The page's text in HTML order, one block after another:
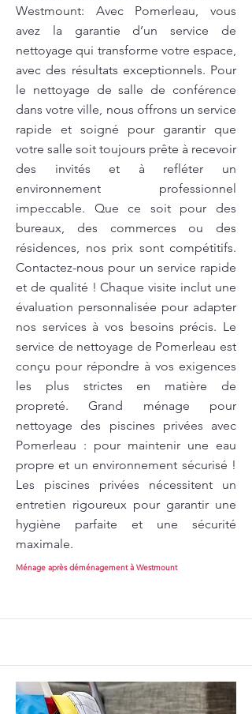
Westmount: Avec Pomerleau, vous
avez la garantie d’un service de
nettoyage qui transforme votre espace,
avec des résultats exceptionnels. Pour
le nettoyage de salle de conférence
dans votre ville, nous offrons un service
rapide et soigné pour garantir que
votre salle soit toujours prête à recevoir
des invités et à refléter un
environnement professionnel
impeccable. Que ce soit pour des
bureaux, des commerces ou des
résidences, nos prix sont compétitifs.
Contactez-nous pour un service rapide
et de qualité ! Chaque visite inclut une
évaluation personnalisée pour adapter
nos services à vos besoins précis. Le
service de nettoyage de Pomerleau est
conçu pour répondre à vos exigences
les plus strictes en matière de
propreté. Grand ménage pour
nettoyage des piscines privées avec
Pomerleau : pour maintenir une eau
propre et un environnement sécurisé !
Les piscines privées nécessitent un
entretien rigoureux pour garantir une
hygiène parfaite et une sécurité
maximale.
Ménage après déménagement à Westmount